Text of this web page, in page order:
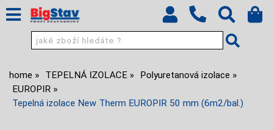
home TEPELNÁ IZOLACE
Polyuretanová izolace
EUROPIR
Tepelná izolace New Therm EUROPIR 50 mm (6m2/bal.)